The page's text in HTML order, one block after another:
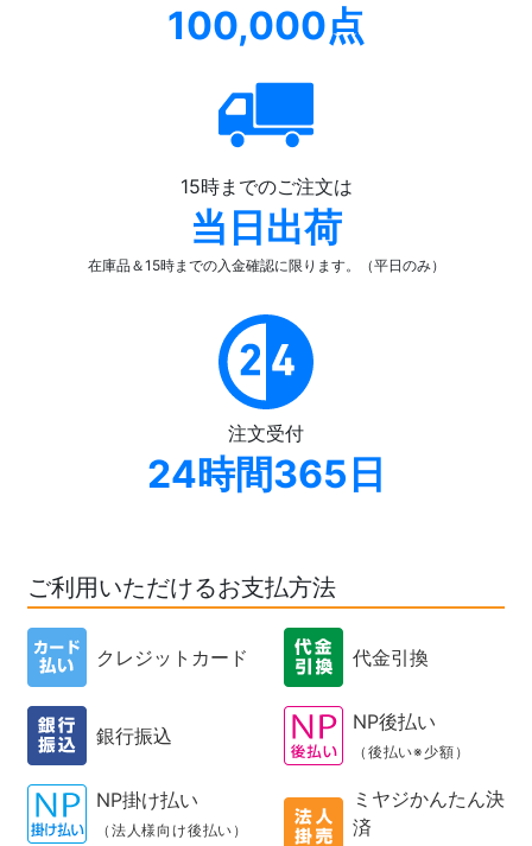
100,000点
15時までのご注文は
当日出荷
在庫品＆15時までの入金確認に限ります。（平日のみ）
注文受付
24時間365日
ご利用いただけるお支払方法
クレジットカード 代金引換
銀行振込
NP後払い
（後払い※少額）
NP掛け払い
（法人様向け後払い）
ミヤジかんたん決
済